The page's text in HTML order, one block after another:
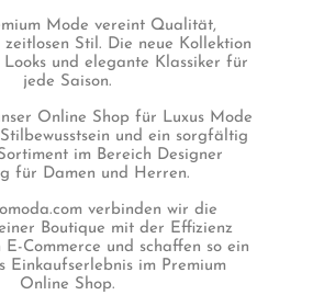
Mode vereint Qualität,
Stil. Die neue Kollektion
und elegante Klassiker für
jede Saison.
Online Shop für Luxus Mode
und ein sorgfältig
im Bereich Designer
für Damen und Herren.
verbinden wir die
Boutique mit der Effizienz
E-Commerce und schaffen so ein
Einkaufserlebnis im Premium
Online Shop.